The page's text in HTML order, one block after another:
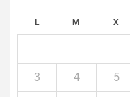
L M X
3 4 5